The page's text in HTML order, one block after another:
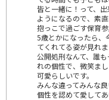
皆と一緒に！って、
ようになるので、素
抱っこで過ごす保育
5歳とかになったら、
てくれてる姿が見れま
公開処刑なんて、誰
れの個性で、微笑ま
可愛らしいです。
みんな違ってみんな良
個性を認めて愛して